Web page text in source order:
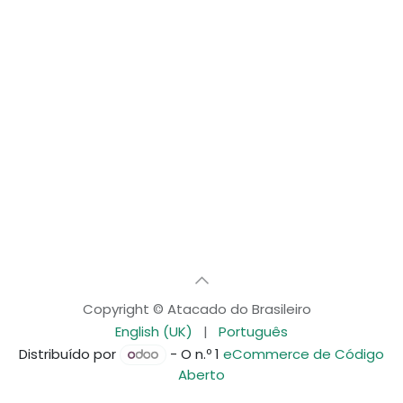
Copyright © Atacado do Brasileiro
English (UK)
|
Português
Distribuído por
- O n.º 1 eCommerce de Código
Aberto